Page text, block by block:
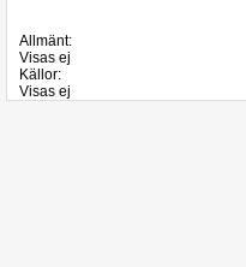
Allmänt:
Visas ej
Källor:
Visas ej